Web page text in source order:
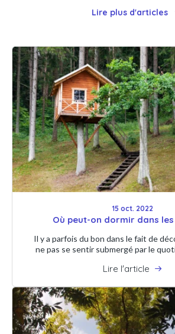
Lire plus d'articles
15 oct. 2022
Où peut-on dormir dans
Il y a parfois du bon dans le fait de
ne pas se sentir submergé par le
Lire l'article